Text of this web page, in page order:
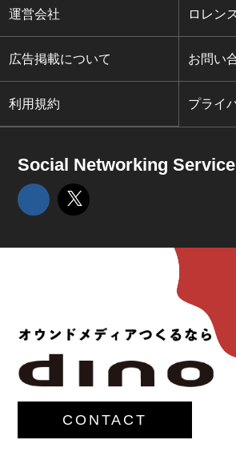
運営会社 ロレン
広告掲載について お問い
利用規約 プライ
Social Networking Service
CONTACT